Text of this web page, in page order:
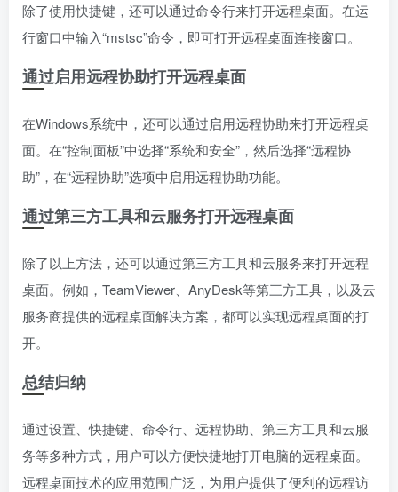
除了使用快捷键，还可以通过命令行来打开远程桌面。在运
行窗口中输入“mstsc”命令，即可打开远程桌面连接窗口。
通过启用远程协助打开远程桌面
在Windows系统中，还可以通过启用远程协助来打开远程桌
面。在“控制面板”中选择“系统和安全”，然后选择“远程协
助”，在“远程协助”选项中启用远程协助功能。
通过第三方工具和云服务打开远程桌面
除了以上方法，还可以通过第三方工具和云服务来打开远程
桌面。例如，TeamViewer、AnyDesk等第三方工具，以及云
服务商提供的远程桌面解决方案，都可以实现远程桌面的打
开。
总结归纳
通过设置、快捷键、命令行、远程协助、第三方工具和云服
务等多种方式，用户可以方便快捷地打开电脑的远程桌面。
远程桌面技术的应用范围广泛，为用户提供了便利的远程访